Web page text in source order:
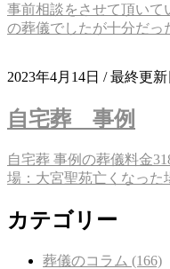
事前相談をさせて頂いて
の葬儀でしたが十分だっ
2023年4月14日 / 最終更新
自宅葬 事例
自宅葬 事例の葬儀料金
場：大宮聖苑亡くなっ
カテゴリー
葬儀のコラム (166)